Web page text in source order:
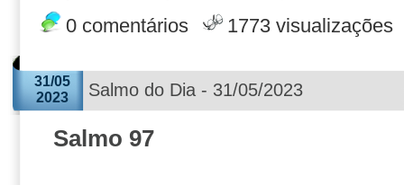
0 comentários 1773 visualizações
31/05
2023
Salmo do Dia - 31/05/2023
Salmo 97